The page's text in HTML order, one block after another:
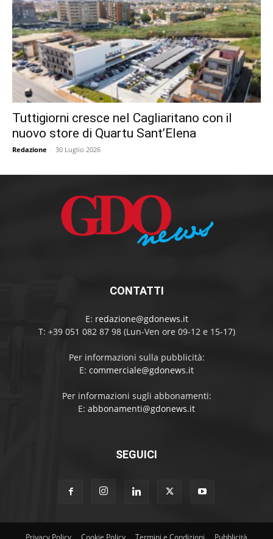
Tuttigiorni cresce nel Cagliaritano con il
nuovo store di Quartu Sant’Elena
Redazione - 30 Luglio 2026
CONTATTI
E: redazione@gdonews.it
T: +39 051 082 87 98 (Lun-Ven ore 09-12 e 15-17)
Per informazioni sulla pubblicità:
E: commerciale@gdonews.it
Per informazioni sugli abbonamenti:
E: abbonamenti@gdonews.it
SEGUICI
Privacy Policy Cookie Policy Termini e Condizioni Pubblicità